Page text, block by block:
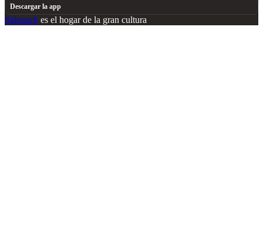
Descargar la app
Substack es el hogar de la gran cultura